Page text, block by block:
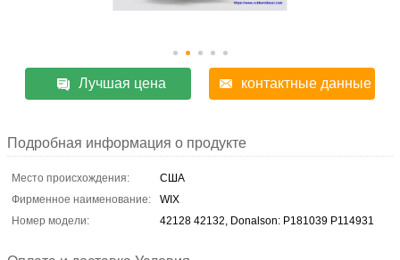
Лучшая цена контактные данные
Подробная информация о продукте
Место происхождения:
США
Фирменное наименование:
WIX
Номер модели:
42128 42132, Donalson: P181039 P114931